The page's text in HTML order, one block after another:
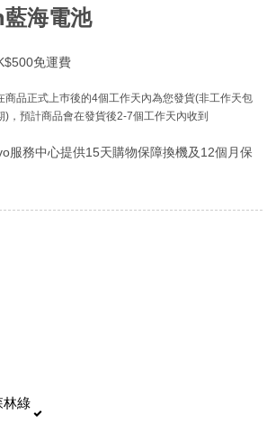
海電池
免運費
商品正式上巿後的4個工作天內為您發貨(非工作天包
)，預計商品會在發貨後2-7個工作天內收到
服務中心提供15天購物保障換機及12個月保
林綠